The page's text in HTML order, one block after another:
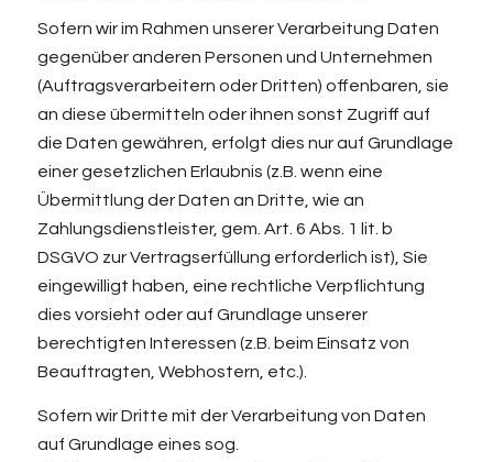
Sofern wir im Rahmen unserer Verarbeitung Daten
gegenüber anderen Personen und Unternehmen
(Auftragsverarbeitern oder Dritten) offenbaren, sie
an diese übermitteln oder ihnen sonst Zugriff auf
die Daten gewähren, erfolgt dies nur auf Grundlage
einer gesetzlichen Erlaubnis (z.B. wenn eine
Übermittlung der Daten an Dritte, wie an
Zahlungsdienstleister, gem. Art. 6 Abs. 1 lit. b
DSGVO zur Vertragserfüllung erforderlich ist), Sie
eingewilligt haben, eine rechtliche Verpflichtung
dies vorsieht oder auf Grundlage unserer
berechtigten Interessen (z.B. beim Einsatz von
Beauftragten, Webhostern, etc.).
Sofern wir Dritte mit der Verarbeitung von Daten
auf Grundlage eines sog.